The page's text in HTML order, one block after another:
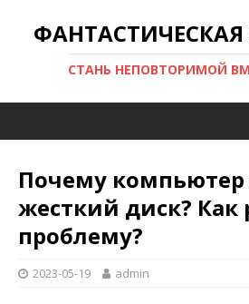
СТАНЬ НЕПОВТОРИМОЙ
Почему
жесткий диск?
проблему?
2023-05-19 admin